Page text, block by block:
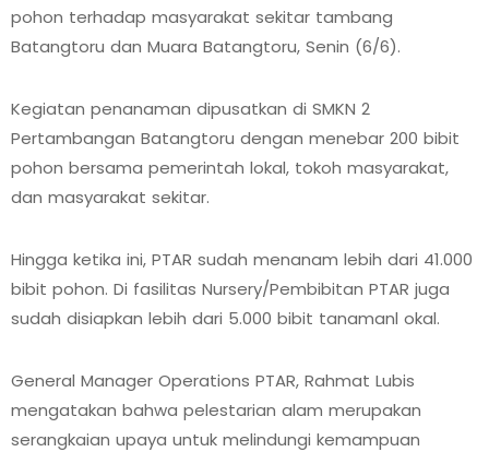
pohon terhadap masyarakat sekitar tambang
Batangtoru dan Muara Batangtoru, Senin (6/6).
Kegiatan penanaman dipusatkan di SMKN 2
Pertambangan Batangtoru dengan menebar 200 bibit
pohon bersama pemerintah lokal, tokoh masyarakat,
dan masyarakat sekitar.
Hingga ketika ini, PTAR sudah menanam lebih dari 41.000
bibit pohon. Di fasilitas Nursery/Pembibitan PTAR juga
sudah disiapkan lebih dari 5.000 bibit tanamanl okal.
General Manager Operations PTAR, Rahmat Lubis
mengatakan bahwa pelestarian alam merupakan
serangkaian upaya untuk melindungi kemampuan